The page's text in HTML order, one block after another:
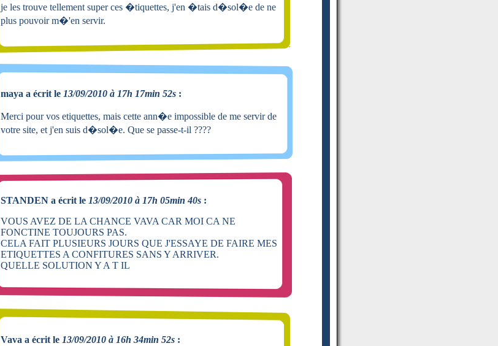
je les trouve tellement super ces �tiquettes, j'en �tais d�sol�e de ne
plus pouvoir m�'en servir.
maya a écrit le 13/09/2010 à 17h 17min 52s :
Merci pour vos etiquettes, mais cette ann�e impossible de me servir de
votre site, et j'en suis d�sol�e. Que se passe-t-il ????
STANDEN a écrit le 13/09/2010 à 17h 05min 40s :
VOUS AVEZ DE LA CHANCE VAVA CAR MOI CA NE
FONCTINE TOUJOURS PAS.
CELA FAIT PLUSIEURS JOURS QUE J'ESSAYE DE FAIRE MES
ETIQUETTES A CONFITURES SANS Y ARRIVER.
QUELLE SOLUTION Y A T IL
Vava a écrit le 13/09/2010 à 16h 34min 52s :